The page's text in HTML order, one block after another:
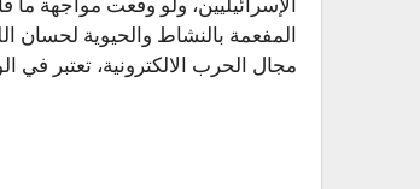
الإسرائيليين، ولو وقعت مواجهة ما
المفعمة بالنشاط والحيوية لحسان
مجال الحرب الالكترونية، تعتبر في